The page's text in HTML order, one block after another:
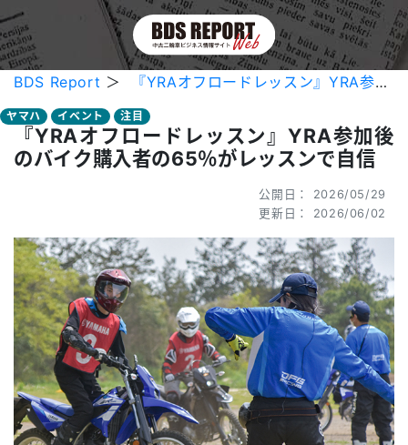
BDS Report ＞ 『YRAオフロードレッスン』YRA参加後のバイク購入者の65％がレッスンで自信
ヤマハ イベント 注目
『YRAオフロードレッスン』YRA参加後
のバイク購入者の65％がレッスンで自信
公開日： 2026/05/29
更新日： 2026/06/02